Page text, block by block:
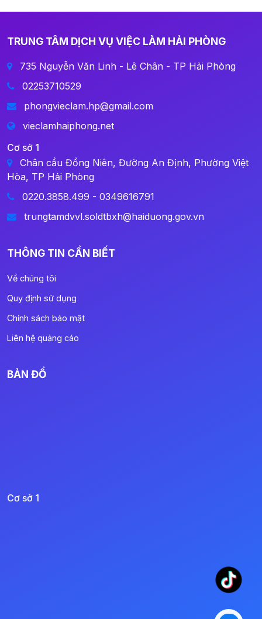
TRUNG TÂM DỊCH VỤ VIỆC LÀM HẢI PHÒNG
735 Nguyễn Văn Linh - Lê Chân - TP Hải Phòng
02253710529
phongvieclam.hp@gmail.com
vieclamhaiphong.net
Cơ sở 1
Chân cầu Đồng Niên, Đường An Định, Phường Việt
Hòa, TP Hải Phòng
0220.3858.499 - 0349616791
trungtamdvvl.soldtbxh@haiduong.gov.vn
THÔNG TIN CẦN BIẾT
Về chúng tôi
Quy định sử dụng
Chính sách bảo mật
Liên hệ quảng cáo
BẢN ĐỒ
Cơ sở 1